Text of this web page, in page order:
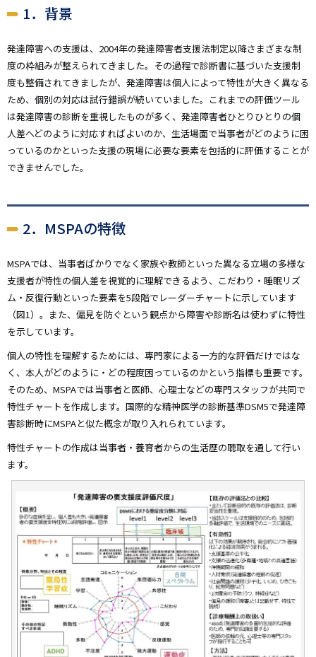
1．背景
発達障害への支援は、2004年の発達障害者支援法制定以降さまざまな制
度の枠組みが整えられてきました。その過程で診断書に基づいた支援制
度も整備されてきましたが、発達障害は個人によって特性が大きく異なる
ため、個別の対応は試行錯誤が続いていました。これまでの評価ツール
は発達障害の診断を重視したものが多く、発達障害者ひとりひとりの個
人差へどのように対応すればよいのか、生活場面で当事者がどのように困
っているのかといった支援の現場に必要な要素を包括的に評価することが
できませんでした。
2．MSPAの特徴
MSPAでは、当事者ばかりでなく家族や教師といった異なる立場の多様な
支援者が特性の個人差を視覚的に理解できるよう、こだわり・睡眠リズ
ム・反復行動といった要素を5段階でレーダーチャートに示しています
（図1）。また、偏見を防ぐという観点から障害や診断名は使わずに特性
を示しています。
個人の特性を理解するためには、専門家による一方的な評価だけではな
く、本人がどのように・どの程度困っているのかという指標も重要です。
そのため、MSPAでは当事者と医師、心理士などの専門スタッフが共同で
特性チャートを作成します。国際的な精神医学の診断基準DSM5で発達障
害診断時にMSPAと似た概念が取り入れられています。
特性チャートの作成は当事者・養育者からの生活歴の聴取を通して行い
ます。